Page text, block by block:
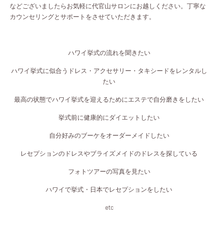
などございましたらお気軽に代官山サロンにお越しください。丁寧な
カウンセリングとサポートをさせていただきます。
ハワイ挙式の流れを聞きたい
ハワイ挙式に似合うドレス・アクセサリー・タキシードをレンタルし
たい
最高の状態でハワイ挙式を迎えるためにエステで自分磨きをしたい
挙式前に健康的にダイエットしたい
自分好みのブーケをオーダーメイドしたい
レセプションのドレスやブライズメイドのドレスを探している
フォトツアーの写真を見たい
ハワイで挙式・日本でレセプションをしたい
etc